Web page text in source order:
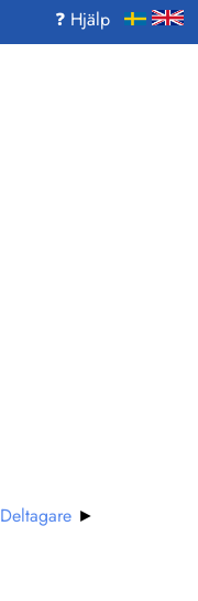
❓ Hjälp
Deltagare►